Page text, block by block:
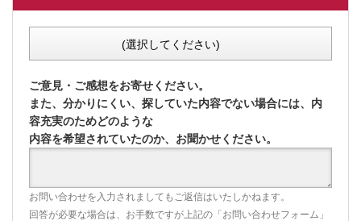
(選択してください)
ご意見・ご感想をお寄せください。
また、分かりにくい、探していた内容でない場合には、内
容充実のためどのような
内容を希望されていたのか、お聞かせください。
お問い合わせを入力されましてもご返信はいたしかねます。
回答が必要な場合は、お手数ですが上記の「お問い合わせフォーム」